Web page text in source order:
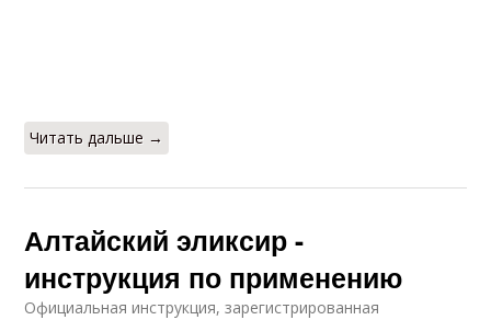
Читать дальше →
Алтайский эликсир -
инструкция по применению
Официальная инструкция, зарегистрированная